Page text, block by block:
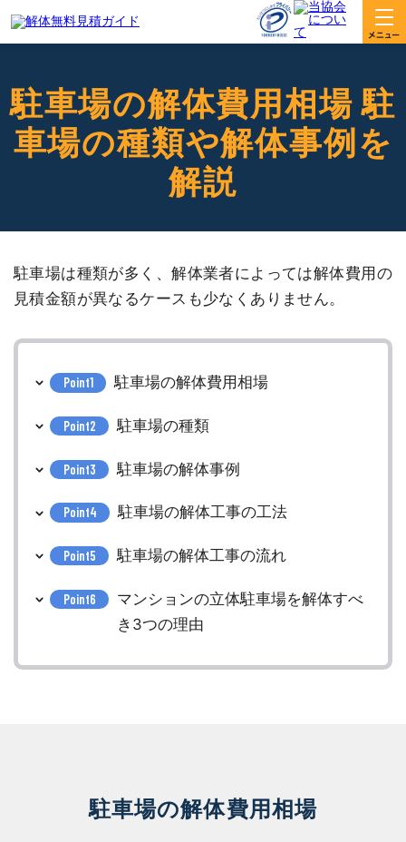
駐車場の解体費用相場 駐
車場の種類や解体事例を
解説
駐車場は種類が多く、解体業者によっては解体費用の
見積金額が異なるケースも少なくありません。
Point1 駐車場の解体費用相場
Point2 駐車場の種類
Point3 駐車場の解体事例
Point4 駐車場の解体工事の工法
Point5 駐車場の解体工事の流れ
Point6
マンションの立体駐車場を解体すべ
き3つの理由
駐車場の解体費用相場